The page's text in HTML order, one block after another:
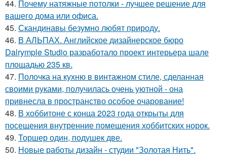
44. Почему натяжные потолки - лучшее решение для
вашего дома или офиса.
45. Скандинавы безумно любят природу.
46. В АЛЬПАХ. Английское дизайнерское бюро
Dalrymple Studio разработало проект интерьера шале
площадью 235 кв.
47. Полочка на кухню в винтажном стиле, сделанная
своими руками, получилась очень уютной - она
привнесла в пространство особое очарование!
48. В хоббитоне с конца 2023 года открыты для
посещения внутренние помещения хоббитских норок.
49. Торшер один, подушек две.
50. Новые работы дизайн - студии "Золотая Нить".